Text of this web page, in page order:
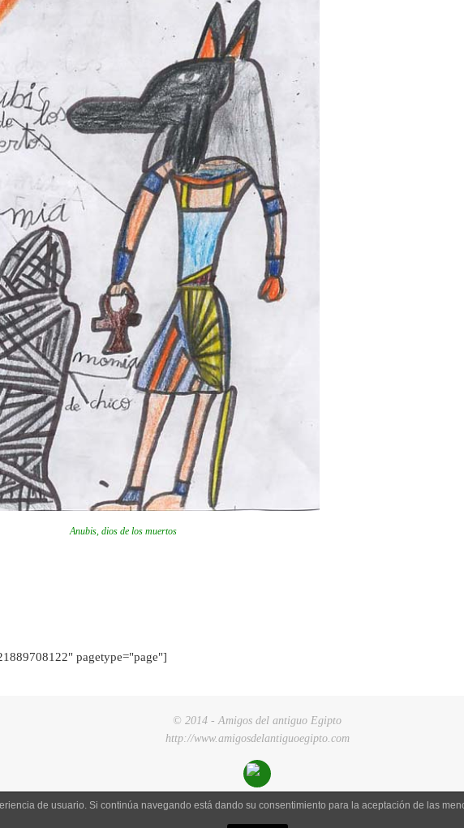
Anubis, dios de los muertos
pagetype="page"]
© 2014 - Amigos del antiguo Egipto
http://www.amigosdelantiguoegipto.com
de usuario. Si continúa navegando está dando su consentimiento para la aceptación de las